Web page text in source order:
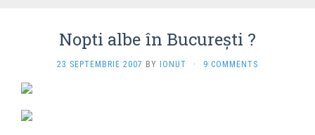
Nopti albe în Bucureşti ?
23 SEPTEMBRIE 2007 BY IONUT · 9 COMMENTS